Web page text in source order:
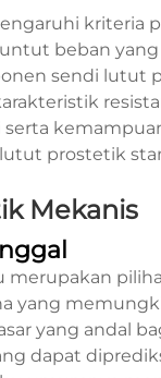
kriteria
beban
sendi lutut
prostetik
Mekanis
yang
yang andal
dapat